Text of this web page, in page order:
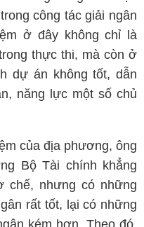
công tác giải ngân
ở đây không chỉ là
thực thi, mà còn ở
dự án không tốt, dẫn
năng lực một số chủ
của địa phương, ông
Bộ Tài chính khẳng
chế, nhưng có những
rất tốt, lại có những
kém hơn. Theo đó,